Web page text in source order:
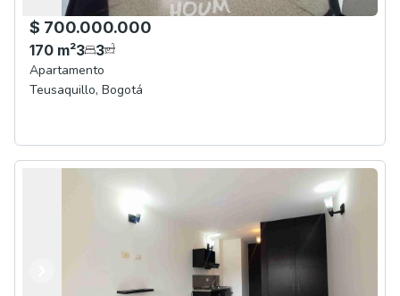
$ 700.000.000
170 m²3 3
Apartamento
Teusaquillo, Bogotá